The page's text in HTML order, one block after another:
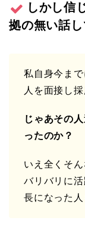
しかし信
拠の無い話し
私自身今ま
人を面接し
じゃあその
ったのか？
いえ全くそん
バリバリに
長になった人